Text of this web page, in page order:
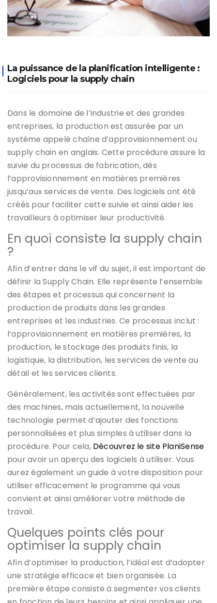
La puissance de la planification intelligente :
Logiciels pour la supply chain
Dans le domaine de l’industrie et des grandes
entreprises, la production est assurée par un
système appelé chaîne d’approvisionnement ou
supply chain en anglais. Cette procédure assure la
suivie du processus de fabrication, dès
l’approvisionnement en matières premières
jusqu’aux services de vente. Des logiciels ont été
créés pour faciliter cette suivie et ainsi aider les
travailleurs à optimiser leur productivité.
En quoi consiste la supply chain
?
Afin d’entrer dans le vif du sujet, il est important de
définir la Supply Chain. Elle représente l’ensemble
des étapes et processus qui concernent la
production de produits dans les grandes
entreprises et les industries. Ce processus inclut :
l’approvisionnement en matières premières, la
production, le stockage des produits finis, la
logistique, la distribution, les services de vente au
détail et les services clients.
Généralement, les activités sont effectuées par
des machines, mais actuellement, la nouvelle
technologie permet d’ajouter des fonctions
personnalisées et plus simples à utiliser dans la
procédure. Pour cela, Découvrez le site PlaniSense
pour avoir un aperçu des logiciels à utiliser. Vous
aurez également un guide à votre disposition pour
utiliser efficacement le programme qui vous
convient et ainsi améliorer votre méthode de
travail.
Quelques points clés pour
optimiser la supply chain
Afin d’optimiser la production, l’idéal est d’adopter
une stratégie efficace et bien organisée. La
première étape consiste à segmenter vos clients